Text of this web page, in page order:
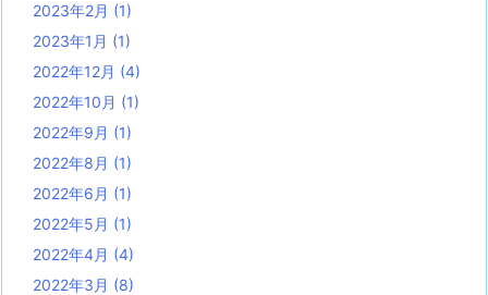
2023年2月 (1)
2023年1月 (1)
2022年12月 (4)
2022年10月 (1)
2022年9月 (1)
2022年8月 (1)
2022年6月 (1)
2022年5月 (1)
2022年4月 (4)
2022年3月 (8)